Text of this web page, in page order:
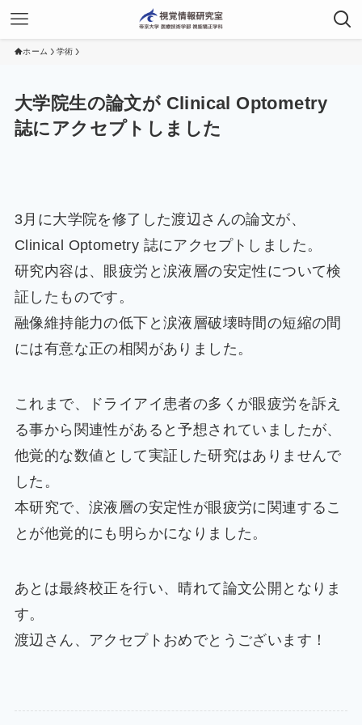
ホーム 学術
大学院生の論文が Clinical Optometry
誌にアクセプトしました
3月に大学院を修了した渡辺さんの論文が、
Clinical Optometry 誌にアクセプトしました。
研究内容は、眼疲労と涙液層の安定性について検
証したものです。
融像維持能力の低下と涙液層破壊時間の短縮の間
には有意な正の相関がありました。
これまで、ドライアイ患者の多くが眼疲労を訴え
る事から関連性があると予想されていましたが、
他覚的な数値として実証した研究はありませんで
した。
本研究で、涙液層の安定性が眼疲労に関連するこ
とが他覚的にも明らかになりました。
あとは最終校正を行い、晴れて論文公開となりま
す。
渡辺さん、アクセプトおめでとうございます！